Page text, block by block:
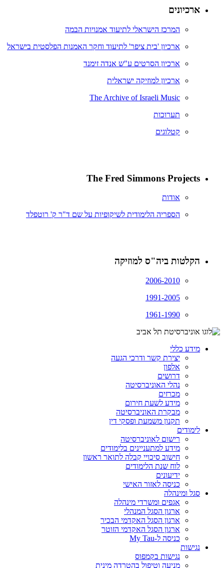
ארכיונים
המרכז הישראלי לתיעוד אמנויות הבמה
ארכיון 'בית ציפר' לתיעוד וחקר האמנות הפלסטית בישראל
ארכיון הסרטים ע"ש אנדה זימנד
ארכיון למוזיקה ישראלית
The Archive of Israeli Music
תערוכות
קטלוגים
The Fred Simmons Projects
אודות
הספריה הלימודית לשיקופיות על שם ד"ר ק' רוטפלד
הקלטות ביה"ס למוזיקה
2006-2010
1991-2005
1961-1990
מידע כללי
יצירת קשר ודרכי הגעה
אלפון
דרושים
נהלי האוניברסיטה
מכרזים
מידע לשעת חירום
מבקרת האוניברסיטה
תקנון משמעת ופסקי דין
לימודים
רישום לאוניברסיטה
מידע למתעניינים בלימודים
חישוב סיכויי קבלה לתואר ראשון
לוח שנת הלימודים
ידיעונים
כניסה לאזור האישי
סגל ומינהלה
אגפים ומשרדי מינהלה
ארגון הסגל המנהלי
ארגון הסגל האקדמי הבכיר
ארגון הסגל האקדמי הזוטר
כניסה ל-My Tau
נגישות
נגישות בקמפוס
מניעה וטיפול בהטרדה מינית